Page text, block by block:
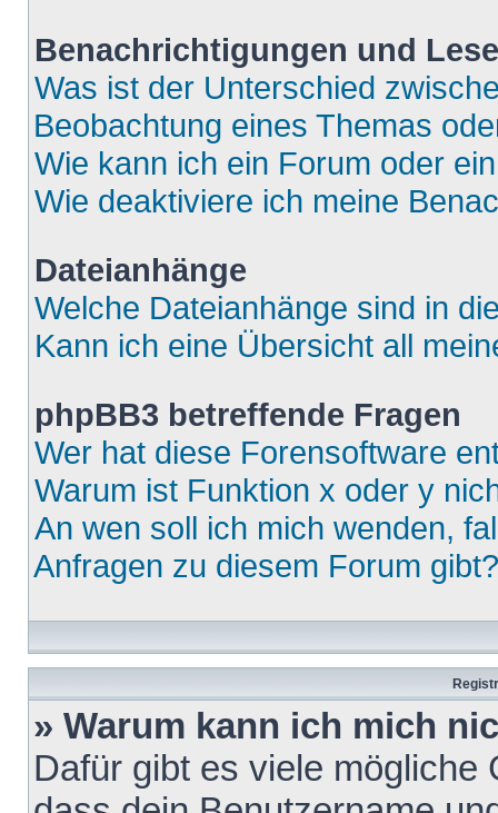
Benachrichtigungen und
Was ist der Unterschied
Beobachtung eines Themas
Wie kann ich ein Forum oder
Wie deaktiviere ich meine
Dateianhänge
Welche Dateianhänge sind in
Kann ich eine Übersicht all
phpBB3 betreffende Fragen
Wer hat diese Forensoftware
Warum ist Funktion x oder y
An wen soll ich mich wenden,
Anfragen zu diesem Forum gibt?
» Warum kann ich mich
Dafür gibt es viele